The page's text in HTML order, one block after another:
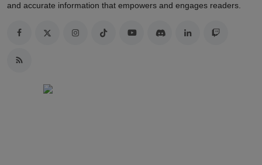
and accurate information that empowers and engages readers.